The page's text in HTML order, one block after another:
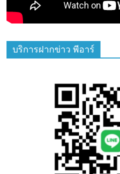
บริการฝากข่าว พีอาร์